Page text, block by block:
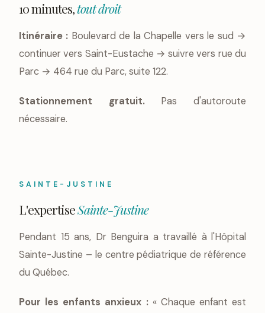
10 minutes,tout droit
Itinéraire : Boulevard de la Chapelle vers le sud →
continuer vers Saint-Eustache → suivre vers rue du
Parc → 464 rue du Parc, suite 122.
Stationnement gratuit.Pas d'autoroute
nécessaire.
SAINTE-JUSTINE
L'expertiseSainte-Justine
Pendant 15 ans, Dr Benguira a travaillé à l'Hôpital
Sainte-Justine – le centre pédiatrique de référence
du Québec.
Pour les enfants anxieux :« Chaque enfant est